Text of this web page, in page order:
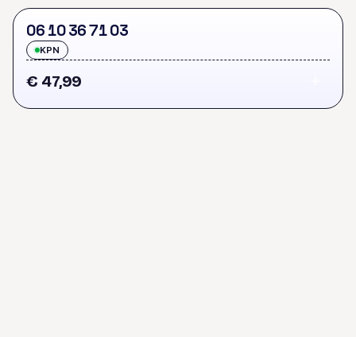
06 10367103
KPN
€ 47,99